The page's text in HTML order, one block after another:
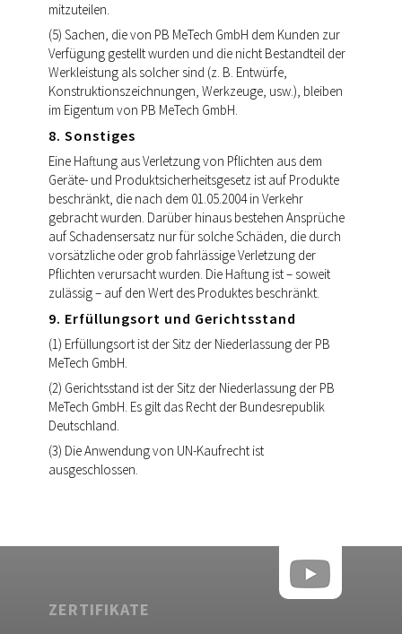
mitzuteilen.
(5) Sachen, die von PB MeTech GmbH dem Kunden zur
Verfügung gestellt wurden und die nicht Bestandteil der
Werkleistung als solcher sind (z. B. Entwürfe,
Konstruktionszeichnungen, Werkzeuge, usw.), bleiben
im Eigentum von PB MeTech GmbH.
8. Sonstiges
Eine Haftung aus Verletzung von Pflichten aus dem
Geräte- und Produktsicherheitsgesetz ist auf Produkte
beschränkt, die nach dem 01.05.2004 in Verkehr
gebracht wurden. Darüber hinaus bestehen Ansprüche
auf Schadensersatz nur für solche Schäden, die durch
vorsätzliche oder grob fahrlässige Verletzung der
Pflichten verursacht wurden. Die Haftung ist – soweit
zulässig – auf den Wert des Produktes beschränkt.
9. Erfüllungsort und Gerichtsstand
(1) Erfüllungsort ist der Sitz der Niederlassung der PB
MeTech GmbH.
(2) Gerichtsstand ist der Sitz der Niederlassung der PB
MeTech GmbH. Es gilt das Recht der Bundesrepublik
Deutschland.
(3) Die Anwendung von UN-Kaufrecht ist
ausgeschlossen.
ZERTIFIKATE